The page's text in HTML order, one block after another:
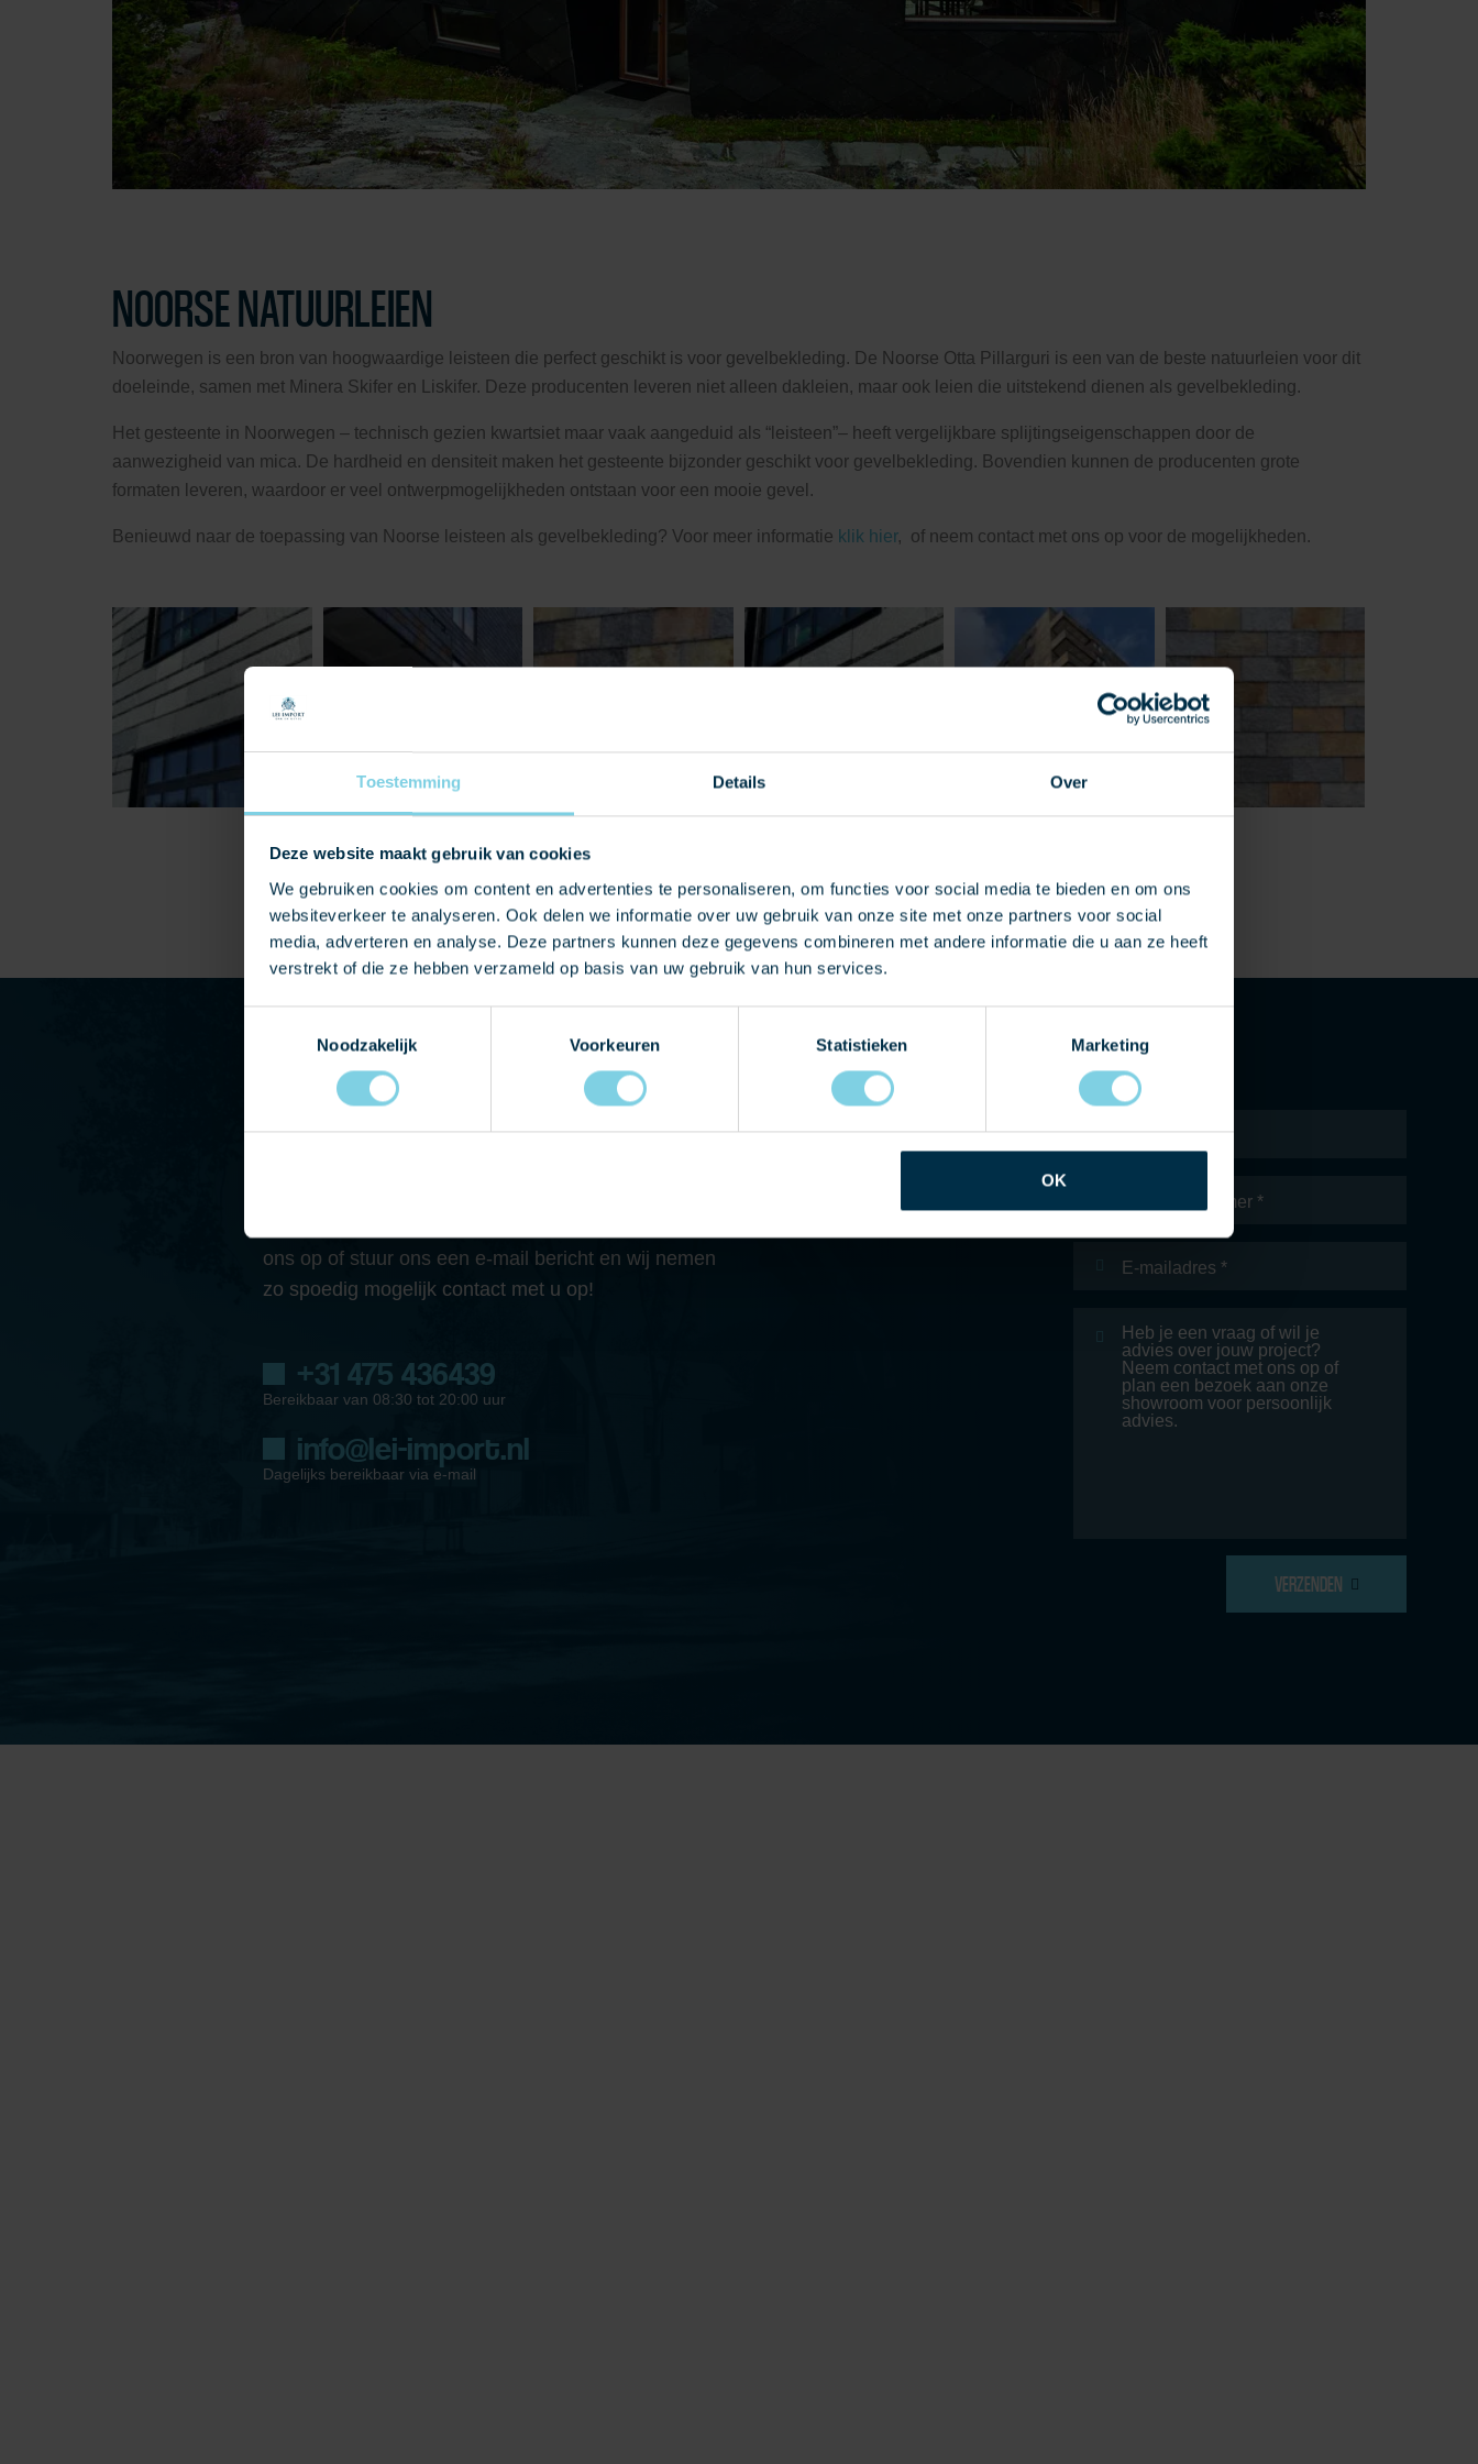
Toestemming Details Over
Deze website maakt gebruik van cookies
We gebruiken cookies om content en advertenties te personaliseren, om functies voor social media te bieden en om ons
websiteverkeer te analyseren. Ook delen we informatie over uw gebruik van onze site met onze partners voor social
media, adverteren en analyse. Deze partners kunnen deze gegevens combineren met andere informatie die u aan ze heeft
verstrekt of die ze hebben verzameld op basis van uw gebruik van hun services.
Noodzakelijk
Voorkeuren Statistieken Marketing
OK
NOORSE NATUURLEIEN
Noorwegen is een bron van hoogwaardige leisteen die perfect geschikt is voor gevelbekleding. De Noorse Otta Pillarguri is een van de beste natuurleien voor dit
doeleinde, samen met Minera Skifer en Liskifer. Deze producenten leveren niet alleen dakleien, maar ook leien die uitstekend dienen als gevelbekleding.
Het gesteente in Noorwegen – technisch gezien kwartsiet maar vaak aangeduid als “leisteen”– heeft vergelijkbare splijtingseigenschappen door de
aanwezigheid van mica. De hardheid en densiteit maken het gesteente bijzonder geschikt voor gevelbekleding. Bovendien kunnen de producenten grote
formaten leveren, waardoor er veel ontwerpmogelijkheden ontstaan voor een mooie gevel.
Benieuwd naar de toepassing van Noorse leisteen als gevelbekleding? Voor meer informatie klik hier, of neem contact met ons op voor de mogelijkheden.
NEEM CONTACT MET ONS OP
ons op of stuur ons een e-mail bericht en wij nemen
zo spoedig mogelijk contact met u op!
+31 475 436439
Bereikbaar van 08:30 tot 20:00 uur
info@lei-import.nl
Dagelijks bereikbaar via e-mail
mailadres *
VERZENDEN